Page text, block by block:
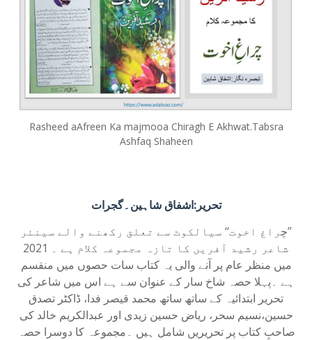
Rasheed aAfreen Ka majmooa Chiragh E Akhwat.Tabsra
Ashfaq Shaheen
تحریر:اشفاق شاہین۔گجرات
’’چراغ اخوت‘‘ سیالکوٹ سے تعلق رکھنے والے سینئر
شاعر رشید آفریں کا تازہ مجموعہ کلام ہے ۔ 2021
میں منظر عام پر آنے والی یہ کتاب سات حصوں میں منقسم
ہے ۔پہلا حصہ شاخ سار کے عنوان سے ہے اس میں شاعر کی
تحریر ابتدائیہ کے ساتھ ساتھ محمد قیصر فدا، ڈاکٹر تصدق
حسین،نسیم سحر، ریاض حسین زیدی اور عبدالکریم خالد کی
صاحبِ کتاب پر تحریریں شامل ہیں ۔مجموعہ کا دوسرا حصہ